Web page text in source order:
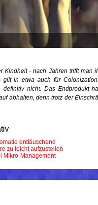
- nach Jahren trifft man
gilt in etwa auch für
nicht. Das Endprodukt
abhalten, denn trotz der
enttäuschend
zu leicht aufzustellen
Mikro-Management